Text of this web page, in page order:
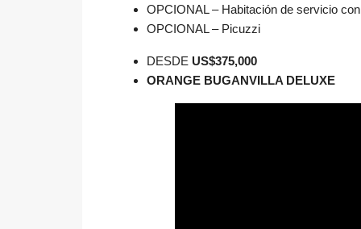
OPCIONAL – Habitación de servicio
OPCIONAL – Picuzzi
DESDE US$375,000
ORANGE BUGANVILLA DELUXE